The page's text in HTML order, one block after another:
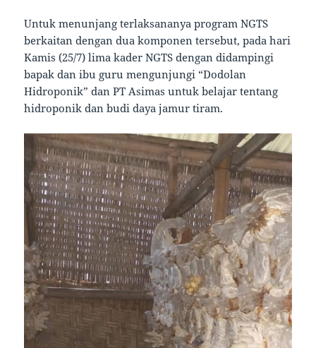
Untuk menunjang terlaksananya program NGTS
berkaitan dengan dua komponen tersebut, pada hari
Kamis (25/7) lima kader NGTS dengan didampingi
bapak dan ibu guru mengunjungi “Dodolan
Hidroponik” dan PT Asimas untuk belajar tentang
hidroponik dan budi daya jamur tiram.